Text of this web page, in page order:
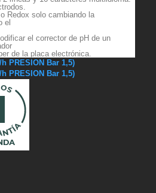
Redox solo cambiando la
el
el corrector de pH de un
de la placa electrónica.
PRESION Bar 1,5)
PRESION Bar 1,5)